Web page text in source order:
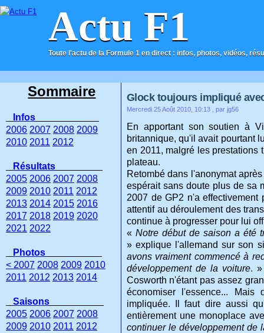
Actu F1
Toute l'actu de la Formule 1 en direct : infos, photos, vidéos,
ACCUEIL CONTACT
Glock toujours impliqué
Mercredi 25 Août 2010, 10:13 , par jg56
En apportant son soutien à
britannique, qu'il avait pourtant
en 2011, malgré les prestations
plateau.
Retombé dans l'anonymat
espérait sans doute plus de sa
2007 de GP2 n'a
attentif au déroulement des
continue à progresser pour lui
«Notre début de saison a été
» explique l'allemand sur son
avons vraiment commencé à
développement de la voiture. »
Cosworth n'étant pas assez
économiser l'essence...
impliquée. Il faut dire aussi
entièrement une monoplace
continuer le développement de
Sommaire
Infos
2006 2007 2008 2009
2010 2011 2012
Résultats
2005 2006 2007 2008
2009 2010 2011 2012
2013 2014 2015 2016
2017 2018 2019 2020
2021 2022
Photos
< 2007 2008 2009 2010
2011 2012 2013 2014
Saisons
2005 2006 2007 2008
2009 2010 2011 2012